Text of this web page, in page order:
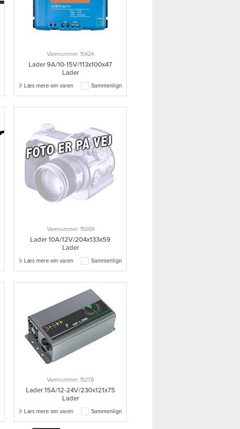
Varenummer: 15424
Lader 9A/10-15V/113x100x47
Lader
Sammenlign
Læs mere om varen
Varenummer: 15069
Lader 10A/12V/204x133x59
Lader
Sammenlign
Læs mere om varen
Varenummer: 15278
Lader 15A/12-24V/230x121x75
Lader
Sammenlign
Læs mere om varen